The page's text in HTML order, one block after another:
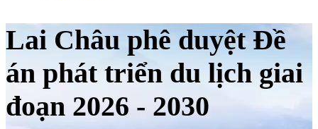
Lai Châu phê duyệt Đề
án phát triển du lịch giai
đoạn 2026 - 2030